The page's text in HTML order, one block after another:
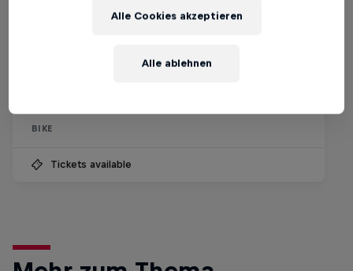
25 Juli – 20 September 2026
BIKE
Tickets available
Alle ablehnen
Alle Cookies akzeptieren